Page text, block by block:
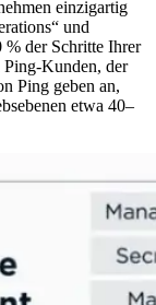
einzigartig
und
% der Schritte Ihrer
Ping-Kunden, der
Ping geben an,
etwa 40–